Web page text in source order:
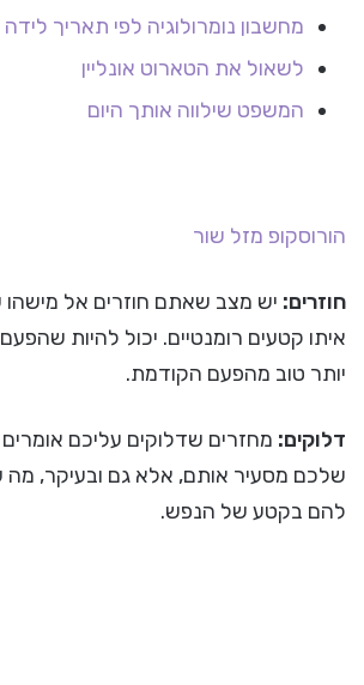
מחשבון נומרולוגיה לפי תאריך לידה
לשאול את הטארוט אונליין
המשפט שילווה אותך היום
הורוסקופ מזל שור
חוזרים: יש מצב שאתם חוזרים אל מישהו
איתו קטעים רומנטיים. יכול להיות
יותר טוב מהפעם הקודמת.
דלוקים: מחזרים שדלוקים עליכם
שלכם מסעיר אותם, אלא גם ובעיקר, מה
להם בקטע של הנפש.